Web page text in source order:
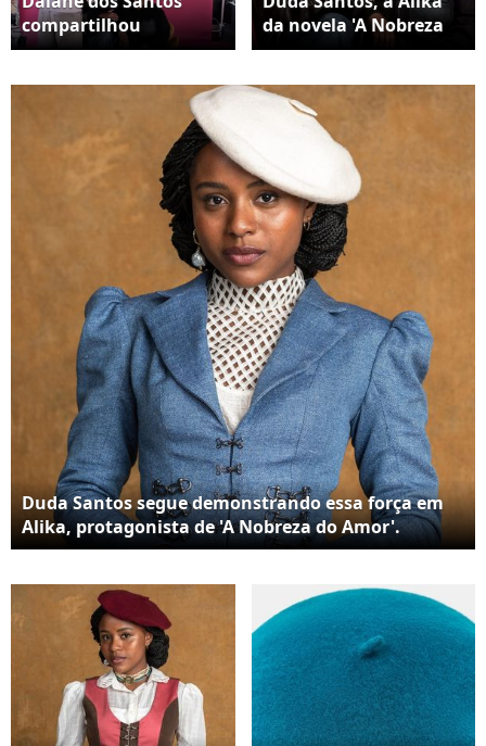
compartilhou
mensagem bonita
cinema
da novela 'A Nobreza
do Amor, vai
Santos no cinema
Duda Santos segue demonstrando essa força em
Alika, protagonista de 'A Nobreza do Amor'.